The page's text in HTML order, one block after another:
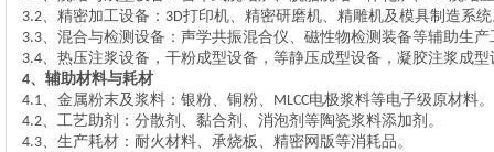
3.2、‌精密加工设备‌： 3D打印机、精密研磨机、精雕机及模具制造系统
3.3、‌混合与检测设备‌：声学共振混合仪、磁性物检测装备等辅助生产
3.4、热压注浆设备，干粉成型设备，等静压成型设备，凝胶注浆成型
4、辅助材料与耗材
4.1、‌金属粉末及浆料‌：银粉、铜粉、 MLCC电极浆料等电子级原材料。
4.2、‌工艺助剂‌：分散剂、黏合剂、消泡剂等陶瓷浆料添加剂。
4.3、‌生产耗材‌：耐火材料、承烧板、精密网版等消耗品。